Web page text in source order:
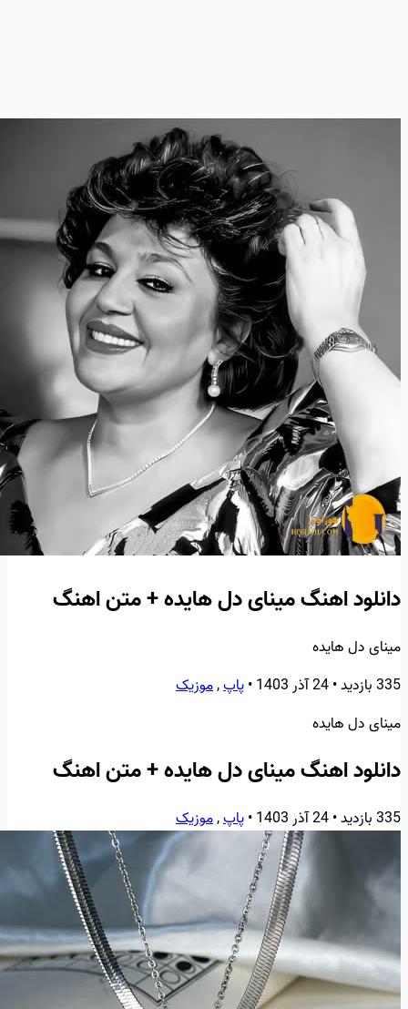
دانلود اهنگ مینای دل هایده + متن اهنگ
مینای دل هایده
335 بازدید
•24 آذر 1403 •پاپ,موزیک
مینای دل هایده
دانلود اهنگ مینای دل هایده + متن اهنگ
335 بازدید •24 آذر 1403 •پاپ,موزیک